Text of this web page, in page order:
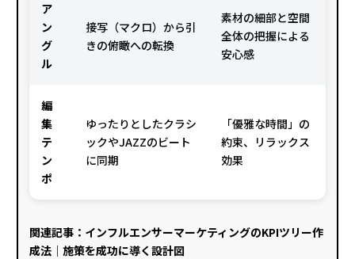
ア
ン
グ
ル
接写（マクロ）から引
きの俯瞰への転換
素材の細部と空間
全体の把握による
安心感
編
集
テ
ン
ポ
ゆったりとしたクラシ
ックやJAZZのビート
に同期
「優雅な時間」の
約束、リラックス
効果
関連記事： インフルエンサーマーケティングのKPIツリー作
成法｜施策を成功に導く設計図